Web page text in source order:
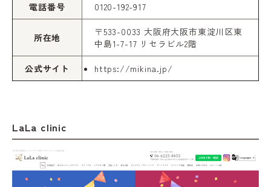
電話番号 0120-192-917
所在地
〒533-0033 大阪府大阪市東淀川区東
中島1-7-17 リセラビル2階
公式サイト https://mikina.jp/
LaLa clinic